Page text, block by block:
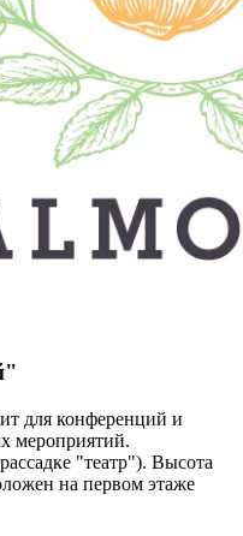
для конференций и
мероприятий.
"театр"). Высота
на первом этаже